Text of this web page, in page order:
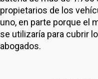
propietarios de los
uno, en parte porque el
se utilizaría para cubrir
abogados.